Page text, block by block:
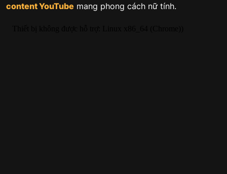
content YouTube mang phong cách nữ tính.